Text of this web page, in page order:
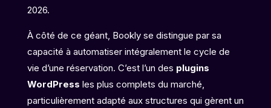
2026.
À côté de ce géant, Bookly se distingue par sa
capacité à automatiser intégralement le cycle de
vie d’une réservation. C’est l’un des plugins
WordPress les plus complets du marché,
particulièrement adapté aux structures qui gèrent un